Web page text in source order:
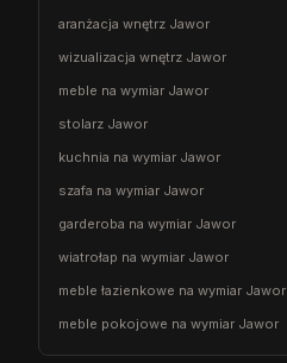
aranżacja wnętrz Jawor
wizualizacja wnętrz Jawor
meble na wymiar Jawor
stolarz Jawor
kuchnia na wymiar Jawor
szafa na wymiar Jawor
garderoba na wymiar Jawor
wiatrołap na wymiar Jawor
meble łazienkowe na wymiar Jawor
meble pokojowe na wymiar Jawor